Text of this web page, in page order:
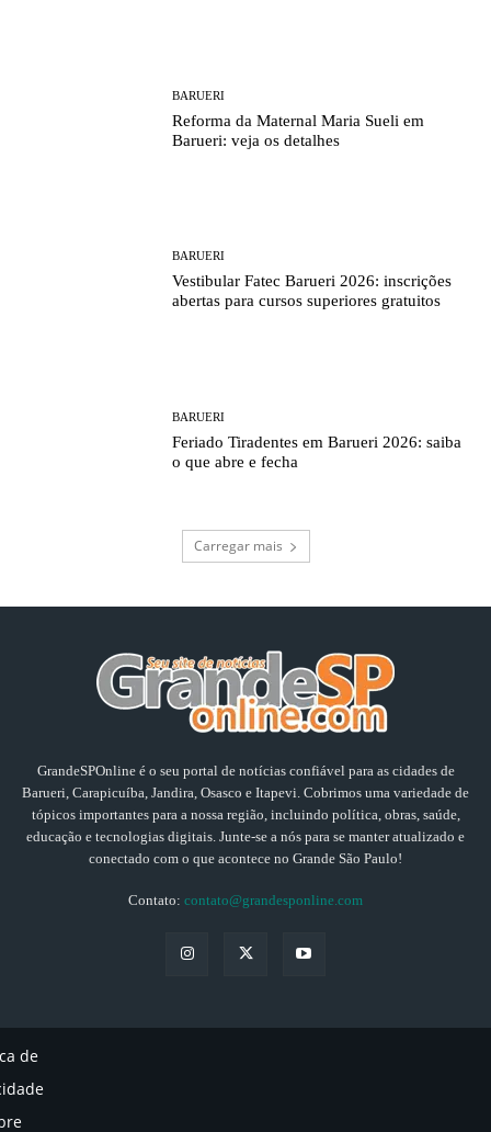
BARUERI
Reforma da Maternal Maria Sueli em
Barueri: veja os detalhes
BARUERI
Vestibular Fatec Barueri 2026: inscrições
abertas para cursos superiores gratuitos
BARUERI
Feriado Tiradentes em Barueri 2026: saiba
o que abre e fecha
Carregar mais
GrandeSPOnline é o seu portal de notícias confiável para as cidades de
Barueri, Carapicuíba, Jandira, Osasco e Itapevi. Cobrimos uma variedade de
tópicos importantes para a nossa região, incluindo política, obras, saúde,
educação e tecnologias digitais. Junte-se a nós para se manter atualizado e
conectado com o que acontece no Grande São Paulo!
Contato: contato@grandesponline.com
de